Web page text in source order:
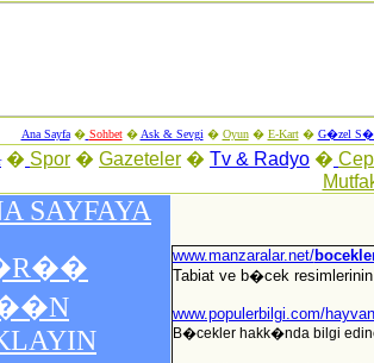
Ana Sayfa� Sohbet� Ask & Sevgi � Oyun� E-Kart� G�zel
� Spor � Gazeteler � Tv & Radyo �
www.manzaralar.net/
Tabiat ve b�cek
www.populerbilgi.com/
B�cekler hakk�nda bilgi